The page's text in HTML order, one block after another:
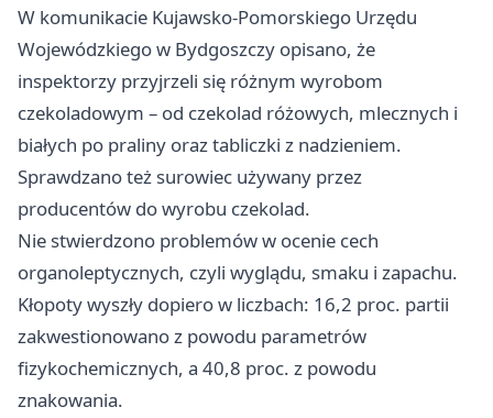
W komunikacie Kujawsko-Pomorskiego Urzędu
Wojewódzkiego w Bydgoszczy opisano, że
inspektorzy przyjrzeli się różnym wyrobom
czekoladowym – od czekolad różowych, mlecznych i
białych po praliny oraz tabliczki z nadzieniem.
Sprawdzano też surowiec używany przez
producentów do wyrobu czekolad.
Nie stwierdzono problemów w ocenie cech
organoleptycznych, czyli wyglądu, smaku i zapachu.
Kłopoty wyszły dopiero w liczbach: 16,2 proc. partii
zakwestionowano z powodu parametrów
fizykochemicznych, a 40,8 proc. z powodu
znakowania.